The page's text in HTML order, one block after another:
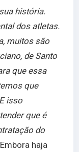
história.
dos atletas.
muitos são
de Santo
que essa
que
isso
que é
do
haja